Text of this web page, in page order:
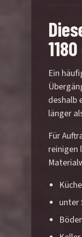
Ein
deshalb
länger
Für
reinigen
unter